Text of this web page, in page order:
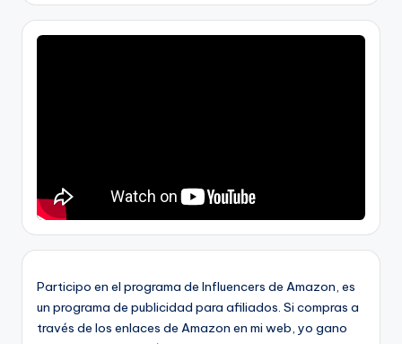
Participo en el programa de Influencers de Amazon, es
un programa de publicidad para afiliados. Si compras a
través de los enlaces de Amazon en mi web, yo gano